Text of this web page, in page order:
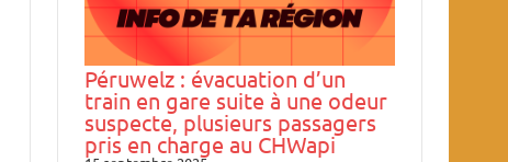
Péruwelz : évacuation d’un
train en gare suite à une odeur
suspecte, plusieurs passagers
pris en charge au CHWapi